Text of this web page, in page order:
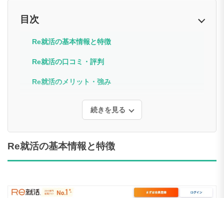
目次
Re就活の基本情報と特徴
Re就活の口コミ・評判
Re就活のメリット・強み
続きを見る
Re就活の基本情報と特徴